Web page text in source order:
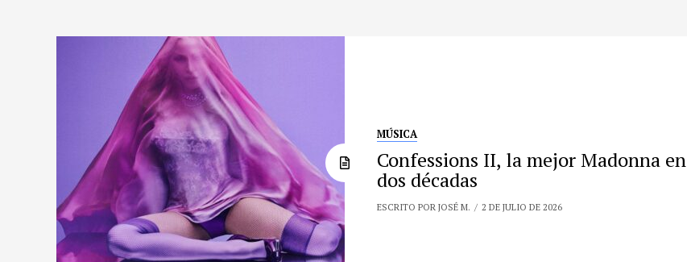
MÚSICA
Confessions II, la mejor Madonna en
dos décadas
ESCRITO POR JOSÉ M. 2 DE JULIO DE 2026